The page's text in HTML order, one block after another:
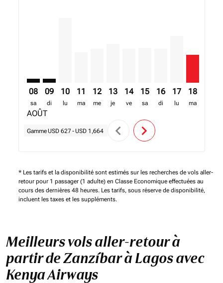
08
sa
AOÛT
09
di
10
lu
11
ma
12
me
13
je
14
ve
15
sa
16
di
17
lu
18
ma
Gamme USD 627 - USD 1,664 chevron_left chevron_right
* Les tarifs et la disponibilité sont estimés sur les recherches de vols aller-
retour pour 1 passager (1 adulte) en Classe Economique effectuées au
cours des dernières 48 heures. Les tarifs, sous réserve de disponibilité,
incluent les taxes et les suppléments.
Meilleurs vols aller-retour à
partir de Zanzíbar à Lagos avec
Kenya Airways